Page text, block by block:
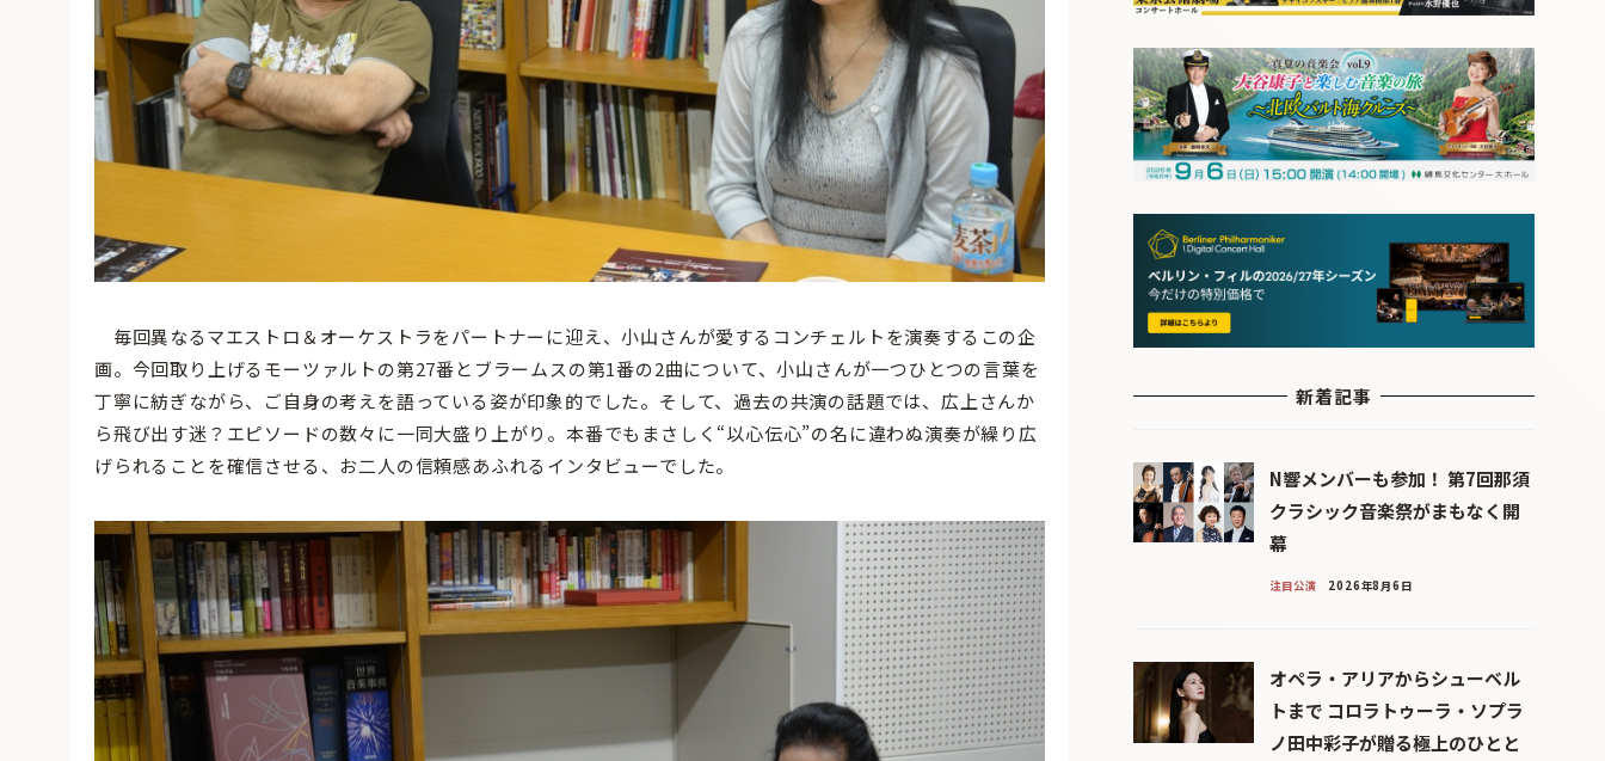
毎回異なるマエストロ＆オーケストラをパートナーに迎え、小山さんが愛するコンチェルトを演奏するこの企
画。今回取り上げるモーツァルトの第27番とブラームスの第1番の2曲について、小山さんが一つひとつの言葉を
丁寧に紡ぎながら、ご自身の考えを語っている姿が印象的でした。そして、過去の共演の話題では、広上さんか
ら飛び出す迷？エピソードの数々に一同大盛り上がり。本番でもまさしく“以心伝心”の名に違わぬ演奏が繰り広
げられることを確信させる、お二人の信頼感あふれるインタビューでした。
新着記事
N響メンバーも参加！ 第7回那須
クラシック音楽祭がまもなく開
幕
注目公演 2026年8月6日
オペラ・アリアからシューベル
トまで コロラトゥーラ・ソプラ
ノ田中彩子が贈る極上のひとと